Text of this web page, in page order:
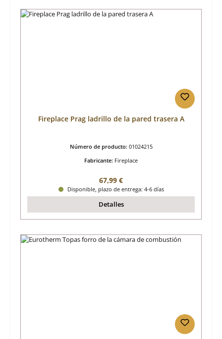
Fireplace Prag ladrillo de la pared trasera A
Número de producto: 01024215
Fabricante: Fireplace
Precio normal:
67,99 €
Disponible, plazo de entrega: 4-6 días
Detalles